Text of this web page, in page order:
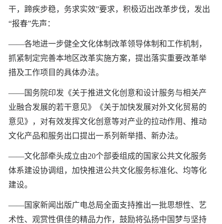
干，蹄疾步稳，务求实效”要求，积极迈出改革步伐，发出
“报春”先声：
——各地进一步健全文化体制改革领导体制和工作机制，
抓紧制定完善本地区改革实施方案，提出落实重要改革举
措及工作项目的具体办法。
——国务院印发《关于推进文化创意和设计服务与相关产
业融合发展的若干意见》《关于加快发展对外文化贸易的
意见》，对有效发挥文化创意等对产业的拉动作用、推动
文化产品和服务出口提出一系列新举措、新办法。
——文化部牵头成立由20个部委组成的国家公共文化服务
体系建设协调组，加快推进公共文化服务标准化、均等化
建设。
——国家新闻出版广电总局全面支持推出一批思想性、艺
术性、观赏性俱佳的精品力作，鼓励将弘扬中国梦与坚持